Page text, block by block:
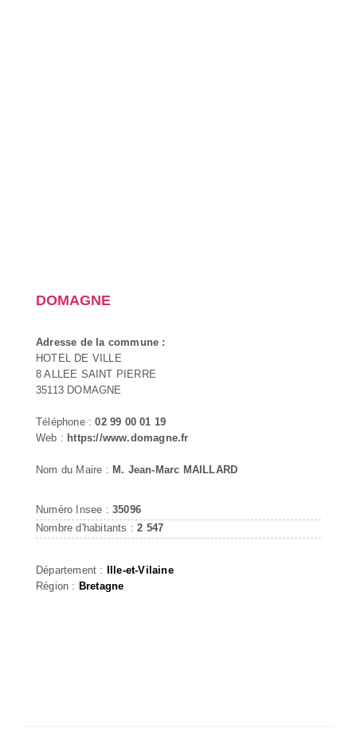
DOMAGNE
Adresse de la commune :
HOTEL DE VILLE
8 ALLEE SAINT PIERRE
35113 DOMAGNE
Téléphone :02 99 00 01 19
Web : https://www.domagne.fr
Nom du Maire : M. Jean-Marc MAILLARD
Numéro Insee : 35096
Nombre d'habitants :2 547
Département : Ille-et-Vilaine
Région : Bretagne